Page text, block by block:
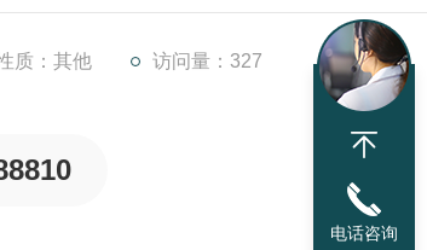
进而出现油管段漏气或泵吸空的问题，有空气
装不当等解密轴向柱塞泵故障
质：其他 访问量：327
电话咨询